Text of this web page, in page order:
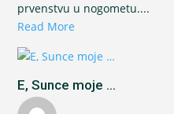
prvenstvu u nogometu....
Read More
E, Sunce moje ...